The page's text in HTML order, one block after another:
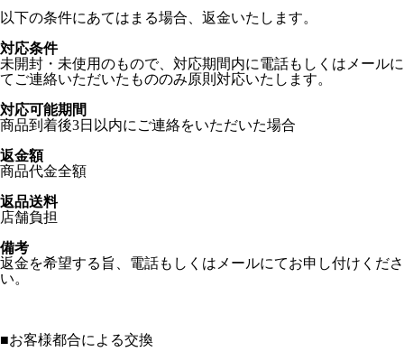
以下の条件にあてはまる場合、返金いたします。
対応条件
未開封・未使用のもので、対応期間内に電話もしくはメールに
てご連絡いただいたもののみ原則対応いたします。
対応可能期間
商品到着後3日以内にご連絡をいただいた場合
返金額
商品代金全額
返品送料
店舗負担
備考
返金を希望する旨、電話もしくはメールにてお申し付けくださ
い。
■お客様都合による交換